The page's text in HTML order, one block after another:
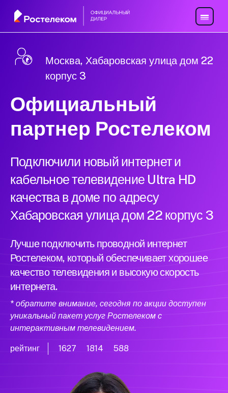
Москва, Хабаровская улица дом 22
корпус 3
Официальный
партнер Ростелеком
Подключили новый интернет и
кабельное телевидение Ultra HD
качества в доме по адресу
Хабаровская улица дом 22 корпус 3
Лучше подключить проводной интернет
Ростелеком, который обеспечивает хорошее
качество телевидения и высокую скорость
интернета.
* обратите внимание, сегодня по акции доступен
уникальный пакет услуг Ростелеком с
интерактивным телевидением.
рейтинг 1627 1814 588